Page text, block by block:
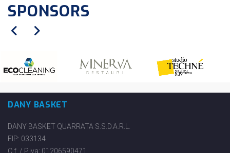
SPONSORS
DANY BASKET
DANY BASKET QUARRATA S.S.D.A.R.L.
FIP: 033134
C.f. / P.iva: 01206590471